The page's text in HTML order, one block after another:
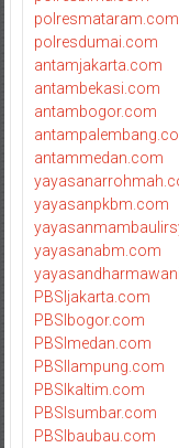
polresmataram.com
polresdumai.com
antamjakarta.com
antambekasi.com
antambogor.com
antammedan.com
yayasanpkbm.com
yayasanabm.com
PBSIjakarta.com
PBSIbogor.com
PBSImedan.com
PBSIlampung.com
PBSIkaltim.com
PBSIsumbar.com
PBSIbaubau.com